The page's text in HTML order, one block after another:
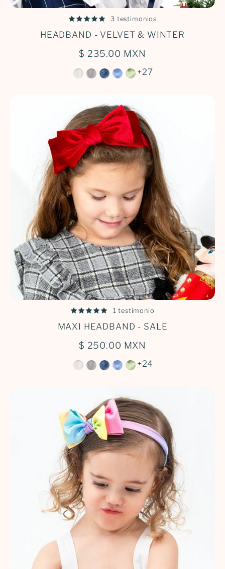
3 testimonios
HEADBAND - VELVET & WINTER
$ 235.00 MXN
+27
1 testimonio
MAXI HEADBAND - SALE
$ 250.00 MXN
+24